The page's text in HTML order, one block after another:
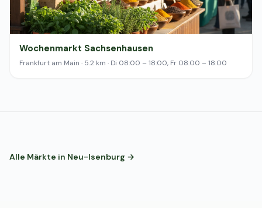
Wochenmarkt Sachsenhausen
Frankfurt am Main · 5.2 km · Di 08:00 – 18:00, Fr 08:00 – 18:00
Alle Märkte in Neu-Isenburg →